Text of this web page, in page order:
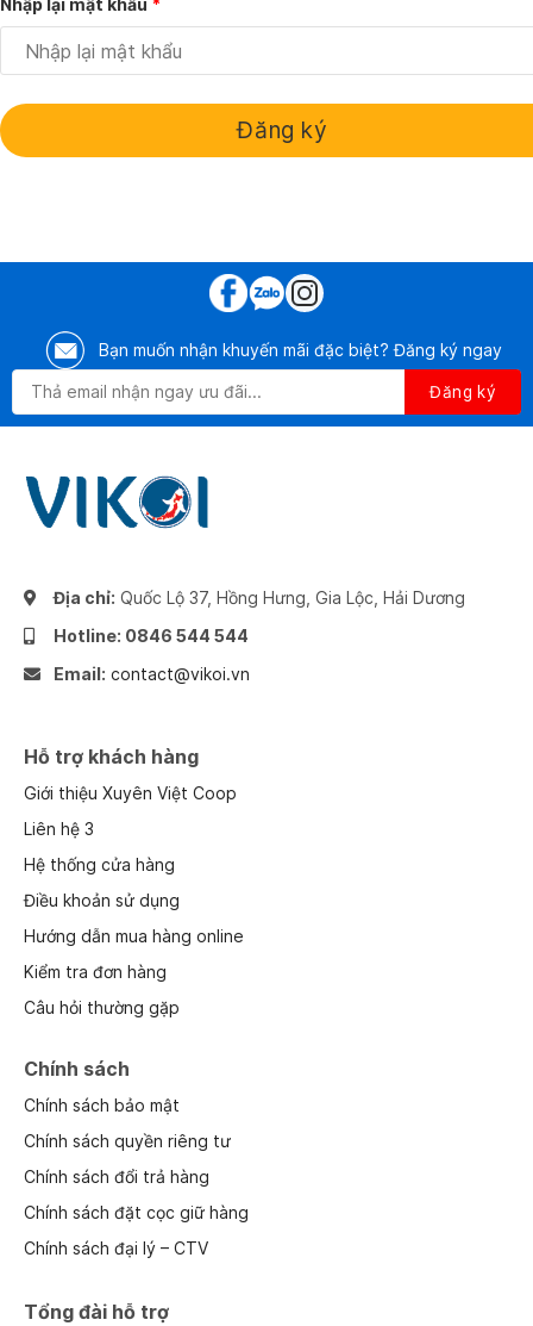
Nhập lại mật khẩu *
Đăng ký
Bạn muốn nhận khuyến mãi đặc biệt? Đăng ký ngay
Địa chỉ: Quốc Lộ 37, Hồng Hưng, Gia Lộc, Hải Dương
Hotline: 0846 544 544
Email: contact@vikoi.vn
Hỗ trợ khách hàng
Giới thiệu Xuyên Việt Coop
Liên hệ 3
Hệ thống cửa hàng
Điều khoản sử dụng
Hướng dẫn mua hàng online
Kiểm tra đơn hàng
Câu hỏi thường gặp
Chính sách
Chính sách bảo mật
Chính sách quyền riêng tư
Chính sách đổi trả hàng
Chính sách đặt cọc giữ hàng
Chính sách đại lý – CTV
Tổng đài hỗ trợ